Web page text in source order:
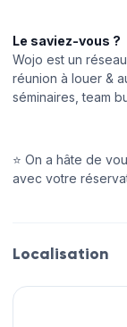
Le saviez-vous ?
Wojo est un
réunion à louer &
séminaires, team
⭐️ On a hâte de
avec votre
Localisation